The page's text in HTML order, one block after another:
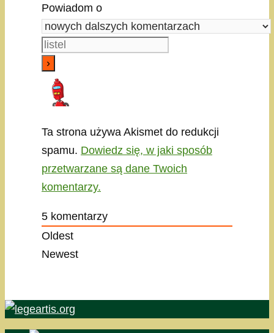
Powiadom o
Ta strona używa Akismet do redukcji
spamu. Dowiedz się, w jaki sposób
przetwarzane są dane Twoich
komentarzy.
5 komentarzy
Oldest
Newest